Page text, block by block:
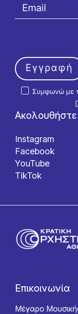
Instagram
Facebook
YouTube
TikTok
Συμφωνώ με
Εγγραφή
Επικοινωνία
Μέγαρο